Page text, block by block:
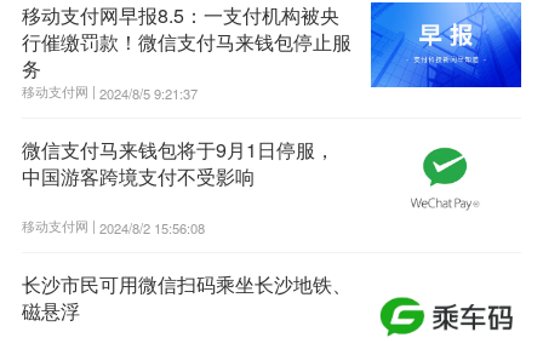
移动支付网早报8.5：一支付机构被央
行催缴罚款！微信支付马来钱包停止服
务
移动支付网 | 2024/8/5 9:21:37
微信支付马来钱包将于9月1日停服，
中国游客跨境支付不受影响
移动支付网 | 2024/8/2 15:56:08
长沙市民可用微信扫码乘坐长沙地铁、
磁悬浮